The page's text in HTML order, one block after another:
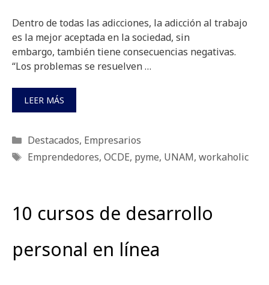
Dentro de todas las adicciones, la adicción al trabajo
es la mejor aceptada en la sociedad, sin
embargo, también tiene consecuencias negativas.
“Los problemas se resuelven …
LEER MÁS
Categorías
Destacados, Empresarios
Etiquetas
Emprendedores, OCDE, pyme, UNAM, workaholic
10 cursos de desarrollo
personal en línea